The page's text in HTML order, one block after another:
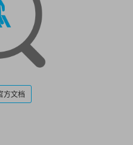
方文档